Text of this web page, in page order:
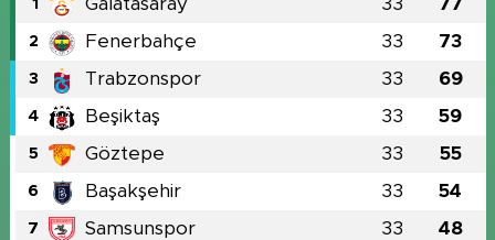
1 Galatasaray 33 77
2 Fenerbahçe 33 73
3 Trabzonspor 33 69
4 Beşiktaş 33 59
5 Göztepe 33 55
6 Başakşehir 33 54
7 Samsunspor 33 48